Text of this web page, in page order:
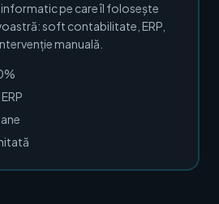
pe care îl folosește
soft contabilitate, ERP,
manuală.